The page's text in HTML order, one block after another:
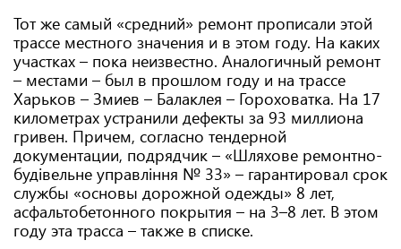
Тот же самый «средний» ремонт прописали этой
трассе местного значения и в этом году. На каких
участках – пока неизвестно. Аналогичный ремонт
– местами – был в прошлом году и на трассе
Харьков – Змиев – Балаклея – Гороховатка. На 17
километрах устранили дефекты за 93 миллиона
гривен. Причем, согласно тендерной
документации, подрядчик – «Шляхове ремонтно-
будівельне управління № 33» – гарантировал срок
службы «основы дорожной одежды» 8 лет,
асфальтобетонного покрытия – на 3–8 лет. В этом
году эта трасса – также в списке.